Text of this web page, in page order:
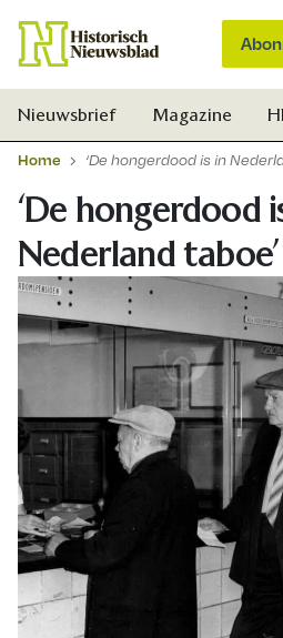
Nieuwsbrief Magazine
Home ‘De hongerdood is in
‘De hongerdood
Nederland taboe’